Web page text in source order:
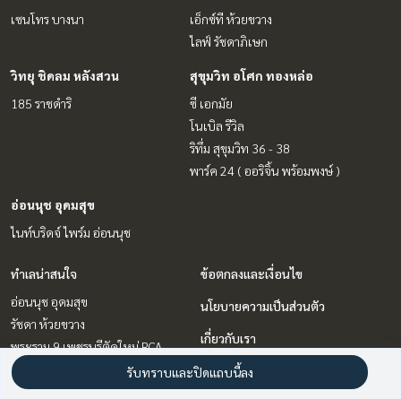
เซนโทร บางนา
เอ็กซ์ที ห้วยขวาง
ไลฟ์ รัชดาภิเษก
วิทยุ ชิดลม หลังสวน
185 ราชดำริ
สุขุมวิท อโศก ทองหล่อ
ซี เอกมัย
โนเบิล รีวิล
ริทึ่ม สุขุมวิท 36 - 38
พาร์ค 24 ( ออริจิ้น พร้อมพงษ์ )
อ่อนนุช อุดมสุข
ไนท์บริดจ์ ไพร์ม อ่อนนุช
ทำเลน่าสนใจ
อ่อนนุช อุดมสุข
รัชดา ห้วยขวาง
พระราม 9 เพชรบุรีตัดใหม่ RCA
สุขุมวิท อโศก ทองหล่อ
วิทยุ ชิดลม หลังสวน
ข้อตกลงและเงื่อนไข
นโยบายความเป็นส่วนตัว
เกี่ยวกับเรา
วิธีการฝากขาย-เช่า
รับทราบและปิดแถบนี้ลง